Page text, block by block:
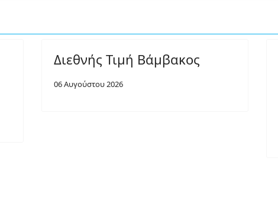
Διεθνής Τιμή Βάμβακος
06 Αυγούστου 2026